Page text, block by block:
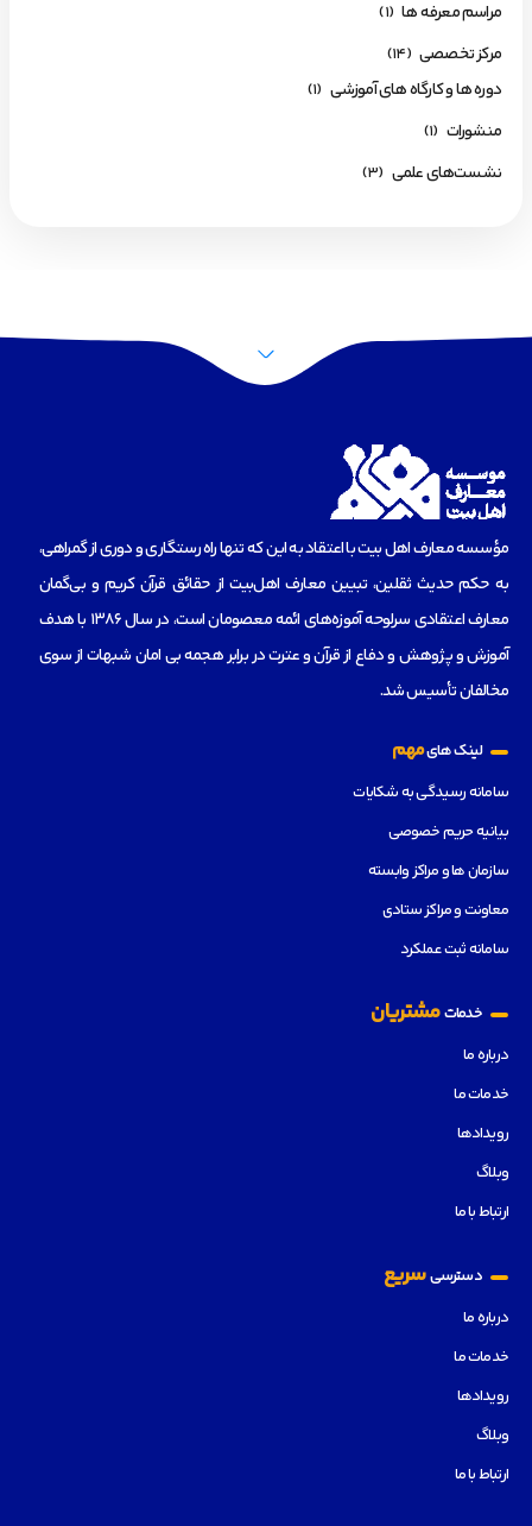
مراسم معرفه ها (1)
مرکز تخصصی (14)
دوره ها و کارگاه های آموزشی (1)
منشورات (1)
نشست‌های علمی (3)
مؤسسه‌ معارف اهل بیت با اعتقاد به این که تنها راه رستگاری و دوری از گمراهی،
به حکم حدیث ثقلین، تبیین معارف اهل‌بیت از حقائق قرآن کریم و بی‌گمان
معارف اعتقادی سرلوحه آموزه‌های ائمه معصومان است، در سال 1386 با هدف
آموزش و پژوهش و دفاع از قرآن و عترت در برابر هجمه بی امان شبهات از سوی
مخالفان تأسیس شد.
لینک هایمهم
سامانه رسیدگی به شکایات
بیانیه حریم خصوصی
سازمان ها و مراکز وابسته
معاونت و مراکز ستادی
سامانه ثبت عملکرد
خدماتمشتریان
درباره ما
خدمات ما
رویدادها
وبلاگ
ارتباط با ما
دسترسیسریع
درباره ما
خدمات ما
رویدادها
وبلاگ
ارتباط با ما